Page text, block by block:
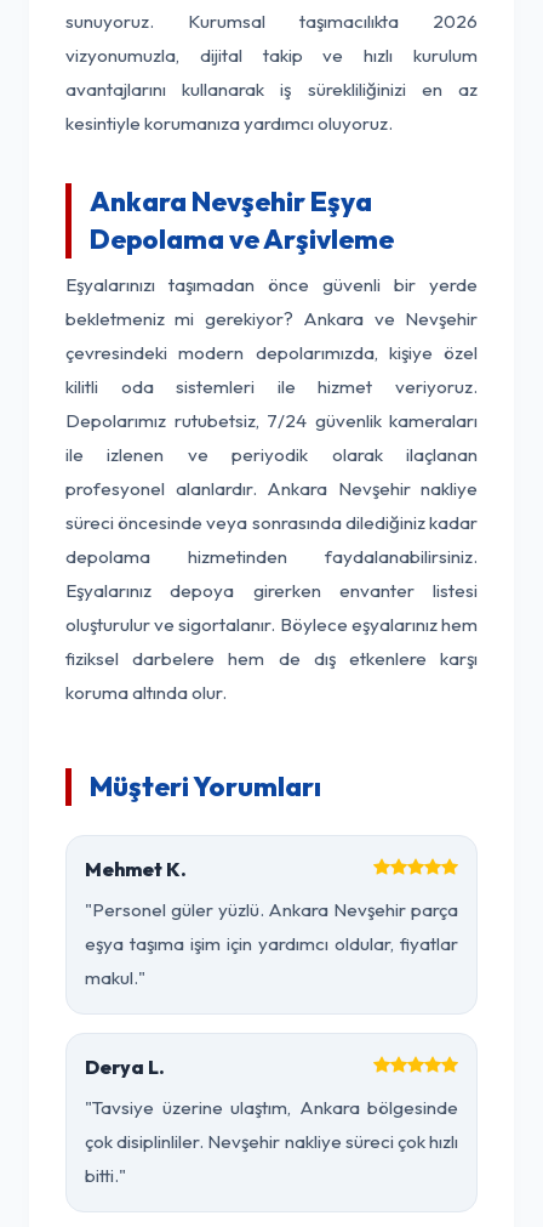
sunuyoruz. Kurumsal taşımacılıkta 2026
vizyonumuzla, dijital takip ve hızlı kurulum
avantajlarını kullanarak iş sürekliliğinizi en az
kesintiyle korumanıza yardımcı oluyoruz.
Ankara Nevşehir Eşya
Depolama ve Arşivleme
Eşyalarınızı taşımadan önce güvenli bir yerde
bekletmeniz mi gerekiyor? Ankara ve Nevşehir
çevresindeki modern depolarımızda, kişiye özel
kilitli oda sistemleri ile hizmet veriyoruz.
Depolarımız rutubetsiz, 7/24 güvenlik kameraları
ile izlenen ve periyodik olarak ilaçlanan
profesyonel alanlardır. Ankara Nevşehir nakliye
süreci öncesinde veya sonrasında dilediğiniz kadar
depolama hizmetinden faydalanabilirsiniz.
Eşyalarınız depoya girerken envanter listesi
oluşturulur ve sigortalanır. Böylece eşyalarınız hem
fiziksel darbelere hem de dış etkenlere karşı
koruma altında olur.
Müşteri Yorumları
Mehmet K.
"Personel güler yüzlü. Ankara Nevşehir parça
eşya taşıma işim için yardımcı oldular, fiyatlar
makul."
Derya L.
"Tavsiye üzerine ulaştım, Ankara bölgesinde
çok disiplinliler. Nevşehir nakliye süreci çok hızlı
bitti."